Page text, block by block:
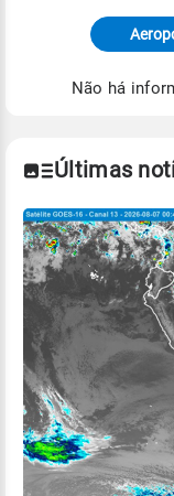
Fonte: dados
de Tempo e
Não há
Últimas